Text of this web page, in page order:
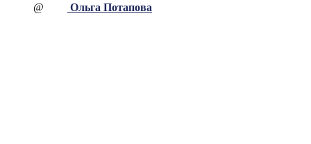
@ Ольга Потапова